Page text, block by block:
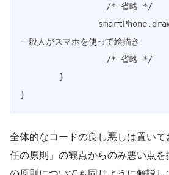
/* 省略 */
		smartPhone
.
一般人がスマホを使って絵描き
/* 省略 */
}
}
全体的なコードの良し悪しは置い
任の原則」の観点からのみ悪い点